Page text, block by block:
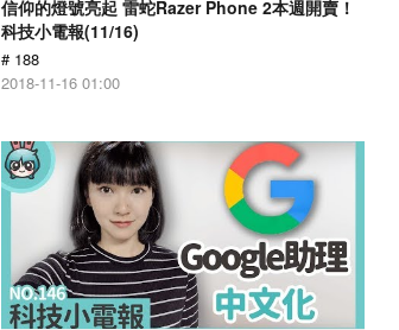
信仰的燈號亮起 雷蛇Razer Phone 2本週開賣！
科技小電報(11/16)
# 188
2018-11-16 01:00